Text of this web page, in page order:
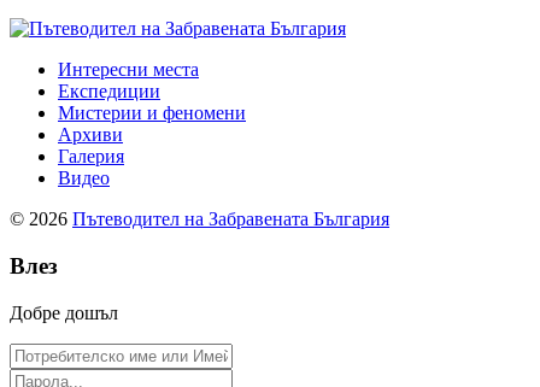
Интересни места
Експедиции
Мистерии и феномени
Архиви
Галерия
Видео
© 2026 Пътеводител на Забравената България
Влез
Добре дошъл